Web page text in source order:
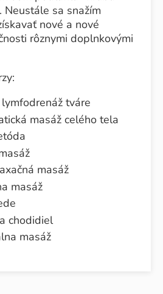
sa snažím
nové a nové
rôznymi doplnkovými
tváre
masáž celého tela
masáž
masáž
chodidiel
masáž